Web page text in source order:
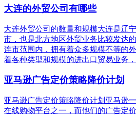
大连的外贸公司有哪些
大连外贸公司的数量和规模大连是辽
市，也是北方地区外贸业务比较发达
连市范围内，拥有着众多规模不等的
着各种类型和规模的进出口贸易业务
亚马逊广告定价策略降价计划
亚马逊广告定价策略降价计划亚马逊
在线购物平台之一，而他们的广告定